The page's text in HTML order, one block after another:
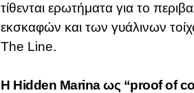
τίθενται ερωτήματα για το
εκσκαφών και των γυάλινων
The Line.
Η Hidden Marina ως “proof of